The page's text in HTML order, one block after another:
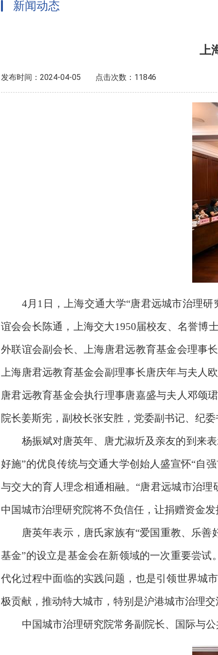
新闻动态
上
发布时间：2024-04-05 点击次数：11846
4月1日，上海交通大学“唐君远城市治理
谊会会长陈通，上海交大1950届校友、名誉博
外联谊会副会长、上海唐君远教育基金会理事
上海唐君远教育基金会副理事长唐庆年与夫人
唐君远教育基金会执行理事唐嘉盛与夫人邓颂
院长姜斯宪，副校长张安胜，党委副书记、纪
杨振斌对唐英年、唐尤淑圻及亲友的到来
好施”的优良传统与交通大学创始人盛宣怀“自
与交大的育人理念相通相融。“唐君远城市治
中国城市治理研究院将不负信任，让捐赠资金
唐英年表示，唐氏家族有“爱国重教、乐
基金”的设立是基金会在新领域的一次重要尝
代化过程中面临的实践问题，也是引领世界城
极贡献，推动特大城市，特别是沪港城市治理
中国城市治理研究院常务副院长、国际与